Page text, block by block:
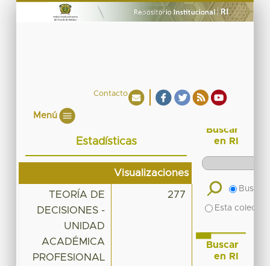
Contacto
Menú
Estadísticas
Visualizaciones
TEORÍA DE
DECISIONES -
UNIDAD
ACADÉMICA
PROFESIONAL
277
Buscar
en RI
Buscar
Esta
Buscar
en RI